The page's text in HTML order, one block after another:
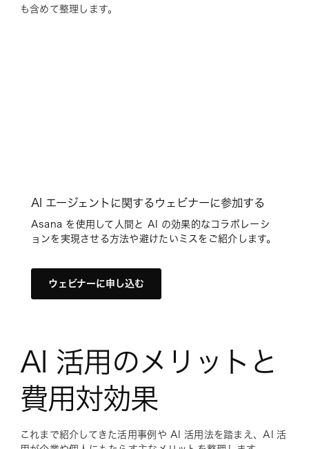
も含めて整理します。
AI エージェントに関するウェビナーに参加する
Asana を使用して人間と AI の効果的なコラボレーシ
ョンを実現させる方法や避けたいミスをご紹介します。
ウェビナーに申し込む
AI 活用のメリットと
費用対効果
これまで紹介してきた活用事例や AI 活用法を踏まえ、AI 活